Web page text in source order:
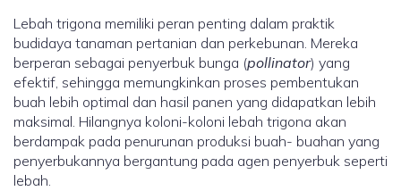
Lebah trigona memiliki peran penting dalam praktik
budidaya tanaman pertanian dan perkebunan. Mereka
berperan sebagai penyerbuk bunga (pollinator) yang
efektif, sehingga memungkinkan proses pembentukan
buah lebih optimal dan hasil panen yang didapatkan lebih
maksimal. Hilangnya koloni-koloni lebah trigona akan
berdampak pada penurunan produksi buah- buahan yang
penyerbukannya bergantung pada agen penyerbuk seperti
lebah.